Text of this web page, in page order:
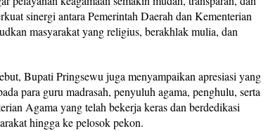
sinergi antara Pemerintah Daerah dan Kementerian
masyarakat yang religius, berakhlak mulia, dan
Bupati Pringsewu juga menyampaikan apresiasi yang
para guru madrasah, penyuluh agama, penghulu, serta
Agama yang telah bekerja keras dan berdedikasi
hingga ke pelosok pekon.